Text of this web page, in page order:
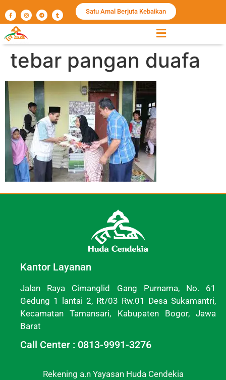
Satu Amal Berjuta Kebaikan
tebar pangan duafa
Kantor Layanan
Jalan Raya Cimanglid Gang Purnama, No. 61
Gedung 1 lantai 2, Rt/03 Rw.01 Desa Sukamantri,
Kecamatan Tamansari, Kabupaten Bogor, Jawa
Barat
Call Center : 0813-9991-3276
Rekening a.n Yayasan Huda Cendekia